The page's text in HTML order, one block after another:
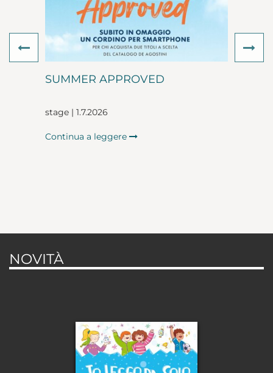
SUMMER APPROVED
stage | 1.7.2026
Continua a leggere
Previous
NOVITÀ